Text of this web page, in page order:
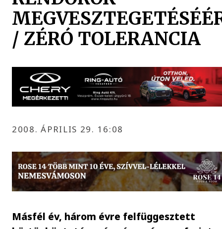
/ ZÉRÓ TOLERANCIA
2008. ÁPRILIS 29. 16:08
Másfél év, három évre felfüggesztett